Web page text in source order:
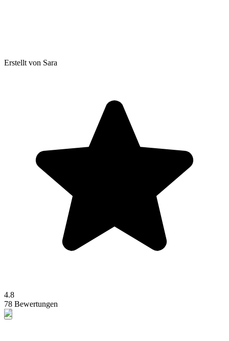
Erstellt von Sara
4.8
78 Bewertungen